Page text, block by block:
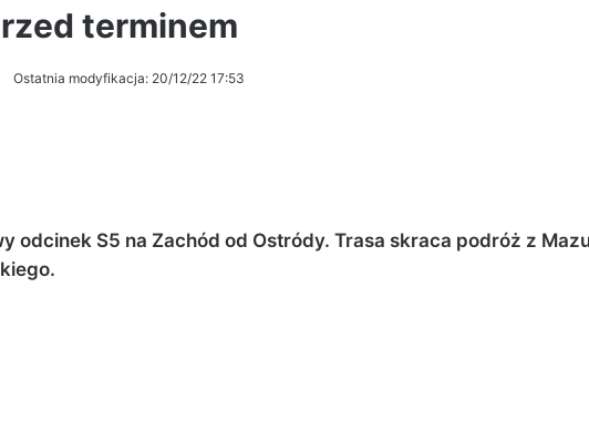
terminem
Ostatnia modyfikacja: 20/12/22 17:53
odcinek S5 na Zachód od Ostródy. Trasa skraca podróż z